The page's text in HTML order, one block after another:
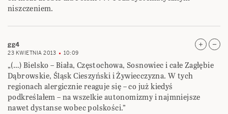
niszczeniem.
gg4
23 KWIETNIA 2013 10:09
„(…) Bielsko – Biała, Częstochowa, Sosnowiec i całe Zagłębie
Dąbrowskie, Śląsk Cieszyński i Żywiecczyzna. W tych
regionach alergicznie reaguje się – co już kiedyś
podkreślałem – na wszelkie autonomizmy i najmniejsze
nawet dystanse wobec polskości.”